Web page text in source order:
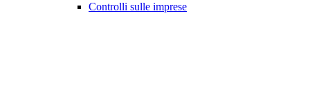
Controlli sulle imprese